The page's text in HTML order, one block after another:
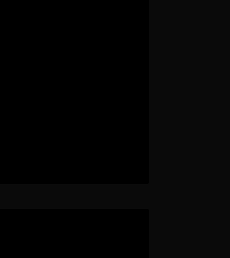
khỏe gia đình bạn và tiết